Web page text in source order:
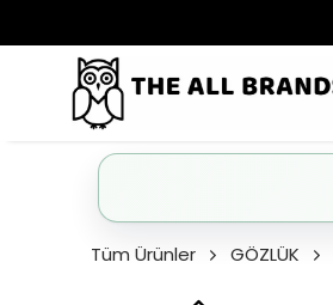
Tüm Ürünler GÖZLÜK